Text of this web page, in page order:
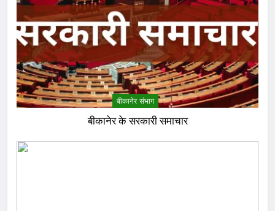
बीकानेर संभाग
बीकानेर के सरकारी समाचार